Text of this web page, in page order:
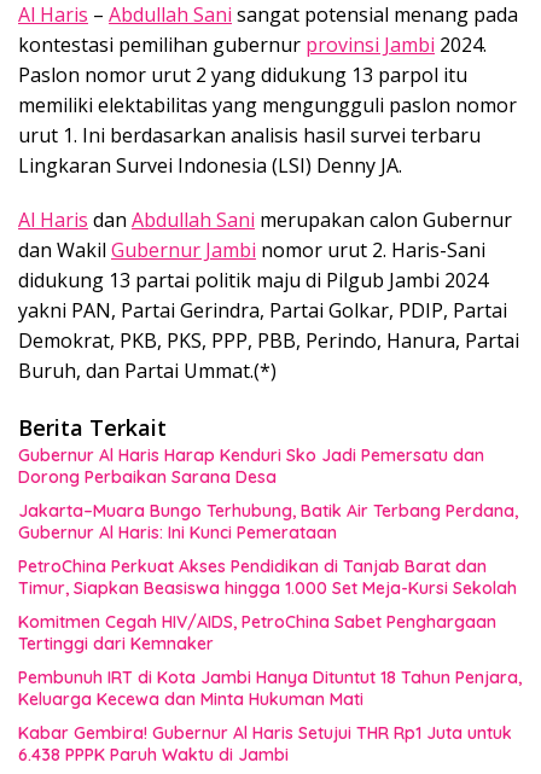
Al Haris – Abdullah Sani sangat potensial menang pada
kontestasi pemilihan gubernur provinsi Jambi 2024.
Paslon nomor urut 2 yang didukung 13 parpol itu
memiliki elektabilitas yang mengungguli paslon nomor
urut 1. Ini berdasarkan analisis hasil survei terbaru
Lingkaran Survei Indonesia (LSI) Denny JA.
Al Haris dan Abdullah Sani merupakan calon Gubernur
dan Wakil Gubernur Jambi nomor urut 2. Haris-Sani
didukung 13 partai politik maju di Pilgub Jambi 2024
yakni PAN, Partai Gerindra, Partai Golkar, PDIP, Partai
Demokrat, PKB, PKS, PPP, PBB, Perindo, Hanura, Partai
Buruh, dan Partai Ummat.(*)
Berita Terkait
Gubernur Al Haris Harap Kenduri Sko Jadi Pemersatu dan
Dorong Perbaikan Sarana Desa
Jakarta–Muara Bungo Terhubung, Batik Air Terbang Perdana,
Gubernur Al Haris: Ini Kunci Pemerataan
PetroChina Perkuat Akses Pendidikan di Tanjab Barat dan
Timur, Siapkan Beasiswa hingga 1.000 Set Meja-Kursi Sekolah
Komitmen Cegah HIV/AIDS, PetroChina Sabet Penghargaan
Tertinggi dari Kemnaker
Pembunuh IRT di Kota Jambi Hanya Dituntut 18 Tahun Penjara,
Keluarga Kecewa dan Minta Hukuman Mati
Kabar Gembira! Gubernur Al Haris Setujui THR Rp1 Juta untuk
6.438 PPPK Paruh Waktu di Jambi